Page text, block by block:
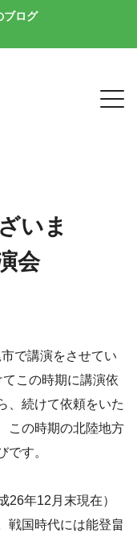
ブログ
いま
会
で講演をさせてい
この時期に講演依
、続けて依頼をいた
この時期の北陸地方
です。
26年12月末現在）
戦国時代には能登畠